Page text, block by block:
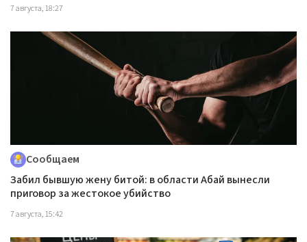
7 августа, 18:27
Сообщаем
Забил бывшую жену битой: в области Абай вынесли
приговор за жестокое убийство
7 августа, 15:42